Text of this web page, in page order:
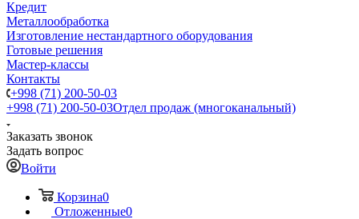
Кредит
Металлообработка
Изготовление нестандартного оборудования
Готовые решения
Мастер-классы
Контакты
+998 (71) 200-50-03
+998 (71) 200-50-03Отдел продаж (многоканальный)
Заказать звонок
Задать вопрос
Войти
Корзина0
Отложенные0